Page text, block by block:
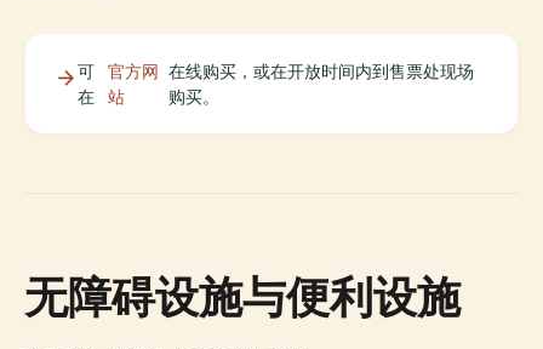
可
在
官方网
站
在线购买，或在开放时间内到售票处现场
购买。
无障碍设施与便利设施